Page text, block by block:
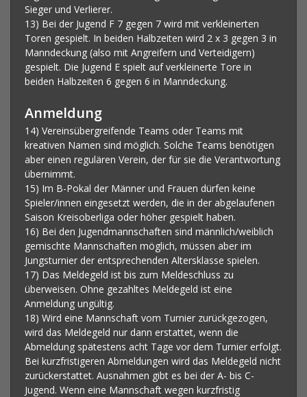
Sieger und Verlierer.
13) Bei der Jugend F 7 gegen 7 wird mit verkleinerten
Toren gespielt. In beiden Halbzeiten wird 2 x 3 gegen 3 in
Manndeckung (also mit Angreifern und Verteidigern)
gespielt. Die Jugend E spielt auf verkleinerte Tore in
beiden Halbzeiten 6 gegen 6 in Manndeckung.
Anmeldung
14) Vereinsübergreifende Teams oder Teams mit
kreativen Namen sind möglich. Solche Teams benötigen
aber einen regulären Verein, der für sie die Verantwortung
übernimmt.
15) Im B-Pokal der Männer und Frauen dürfen keine
Spieler/innen eingesetzt werden, die in der abgelaufenen
Saison Kreisoberliga oder höher gespielt haben.
16) Bei den Jugendmannschaften sind männlich/weiblich
gemischte Mannschaften möglich, müssen aber im
Jungsturnier der entsprechenden Altersklasse spielen.
17) Das Meldegeld ist bis zum Meldeschluss zu
überweisen. Ohne gezahltes Meldegeld ist eine
Anmeldung ungültig.
18) Wird eine Mannschaft vom Turnier zurückgezogen,
wird das Meldegeld nur dann erstattet, wenn die
Abmeldung spätestens acht Tage vor dem Turnier erfolgt.
Bei kurzfristigeren Abmeldungen wird das Meldegeld nicht
zurückerstattet. Ausnahmen gibt es bei der A- bis C-
Jugend. Wenn eine Mannschaft wegen kurzfristig